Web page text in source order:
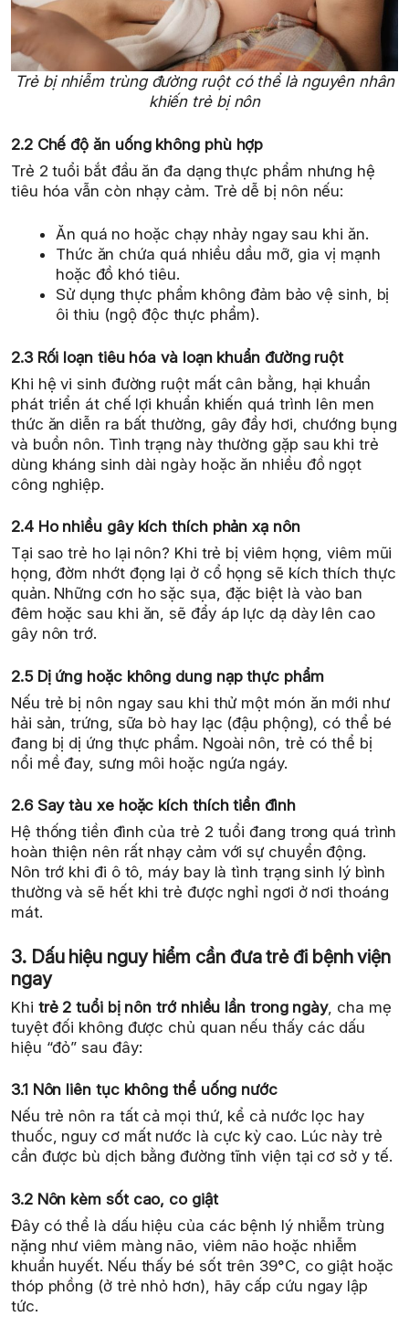
Trẻ bị nhiễm trùng đường ruột có thể là nguyên nhân
khiến trẻ bị nôn
2.2 Chế độ ăn uống không phù hợp
Trẻ 2 tuổi bắt đầu ăn đa dạng thực phẩm nhưng hệ
tiêu hóa vẫn còn nhạy cảm. Trẻ dễ bị nôn nếu:
Ăn quá no hoặc chạy nhảy ngay sau khi ăn.
Thức ăn chứa quá nhiều dầu mỡ, gia vị mạnh
hoặc đồ khó tiêu.
Sử dụng thực phẩm không đảm bảo vệ sinh, bị
ôi thiu (ngộ độc thực phẩm).
2.3 Rối loạn tiêu hóa và loạn khuẩn đường ruột
Khi hệ vi sinh đường ruột mất cân bằng, hại khuẩn
phát triển át chế lợi khuẩn khiến quá trình lên men
thức ăn diễn ra bất thường, gây đầy hơi, chướng bụng
và buồn nôn. Tình trạng này thường gặp sau khi trẻ
dùng kháng sinh dài ngày hoặc ăn nhiều đồ ngọt
công nghiệp.
2.4 Ho nhiều gây kích thích phản xạ nôn
Tại sao trẻ ho lại nôn? Khi trẻ bị viêm họng, viêm mũi
họng, đờm nhớt đọng lại ở cổ họng sẽ kích thích thực
quản. Những cơn ho sặc sụa, đặc biệt là vào ban
đêm hoặc sau khi ăn, sẽ đẩy áp lực dạ dày lên cao
gây nôn trớ.
2.5 Dị ứng hoặc không dung nạp thực phẩm
Nếu trẻ bị nôn ngay sau khi thử một món ăn mới như
hải sản, trứng, sữa bò hay lạc (đậu phộng), có thể bé
đang bị dị ứng thực phẩm. Ngoài nôn, trẻ có thể bị
nổi mề đay, sưng môi hoặc ngứa ngáy.
2.6 Say tàu xe hoặc kích thích tiền đình
Hệ thống tiền đình của trẻ 2 tuổi đang trong quá trình
hoàn thiện nên rất nhạy cảm với sự chuyển động.
Nôn trớ khi đi ô tô, máy bay là tình trạng sinh lý bình
thường và sẽ hết khi trẻ được nghỉ ngơi ở nơi thoáng
mát.
3. Dấu hiệu nguy hiểm cần đưa trẻ đi bệnh viện
ngay
Khi trẻ 2 tuổi bị nôn trớ nhiều lần trong ngày, cha mẹ
tuyệt đối không được chủ quan nếu thấy các dấu
hiệu “đỏ” sau đây:
3.1 Nôn liên tục không thể uống nước
Nếu trẻ nôn ra tất cả mọi thứ, kể cả nước lọc hay
thuốc, nguy cơ mất nước là cực kỳ cao. Lúc này trẻ
cần được bù dịch bằng đường tĩnh viện tại cơ sở y tế.
3.2 Nôn kèm sốt cao, co giật
Đây có thể là dấu hiệu của các bệnh lý nhiễm trùng
nặng như viêm màng não, viêm não hoặc nhiễm
khuẩn huyết. Nếu thấy bé sốt trên 39°C, co giật hoặc
thóp phồng (ở trẻ nhỏ hơn), hãy cấp cứu ngay lập
tức.